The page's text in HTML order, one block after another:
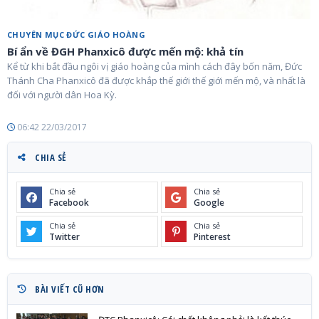
CHUYÊN MỤC ĐỨC GIÁO HOÀNG
Bí ẩn về ĐGH Phanxicô được mến mộ: khả tín
Kể từ khi bắt đầu ngôi vị giáo hoàng của mình cách đây bốn năm, Đức
Thánh Cha Phanxicô đã được khắp thế giới thế giới mến mộ, và nhất là
đối với người dân Hoa Kỳ.
06:42 22/03/2017
CHIA SẺ
Chia sẻ
Facebook
Chia sẻ
Google
Chia sẻ
Twitter
Chia sẻ
Pinterest
BÀI VIẾT CŨ HƠN